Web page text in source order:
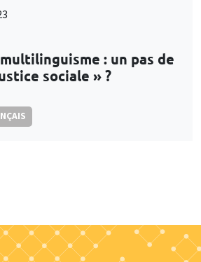
: un pas de
sociale » ?